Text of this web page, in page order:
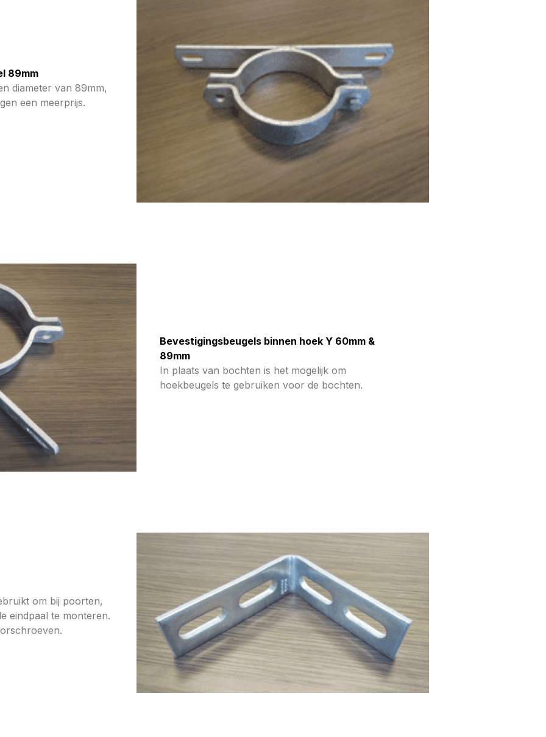
89mm
diameter van 89mm,
een meerprijs.
Bevestigingsbeugels binnen hoek Y 60mm &
89mm
In plaats van bochten is het mogelijk om
hoekbeugels te gebruiken voor de bochten.
om bij poorten,
eindpaal te monteren.